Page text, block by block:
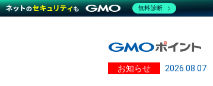
お知らせ 2026.08.07
無料診断